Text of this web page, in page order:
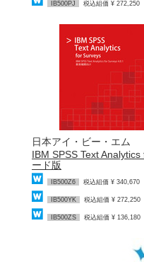
IB500PJ 税込組価 ¥ 272,250
日本アイ・ビー・エム
IBM SPSS Text
ード版
IB500Z6 税込組価 ¥ 340,670
IB500YK 税込組価 ¥ 272,250
IB500ZS 税込組価 ¥ 136,180